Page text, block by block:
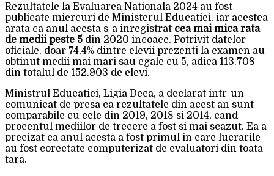
Rezultatele la Evaluarea Nationala 2024 au fost
publicate miercuri de Ministerul Educatiei, iar acestea
arata ca anul acesta s-a inregistrat cea mai mica rata
de medii peste 5 din 2020 incoace. Potrivit datelor
oficiale, doar 74,4% dintre elevii prezenti la examen au
obtinut medii mai mari sau egale cu 5, adica 113.708
din totalul de 152.903 de elevi.
Ministrul Educatiei, Ligia Deca, a declarat intr-un
comunicat de presa ca rezultatele din acest an sunt
comparabile cu cele din 2019, 2018 si 2014, cand
procentul mediilor de trecere a fost si mai scazut. Ea a
precizat ca anul acesta a fost primul in care lucrarile
au fost corectate computerizat de evaluatori din toata
tara.